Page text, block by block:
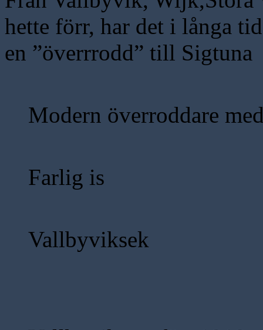
hette förr, har det i långa
en ”överrrodd” till
Modern överroddare
Farlig is
Vallbyviksek